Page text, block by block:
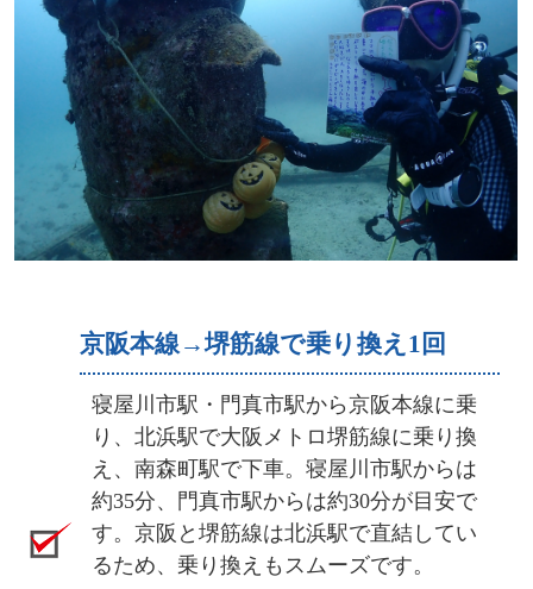
京阪本線→堺筋線で乗り換え1回
寝屋川市駅・門真市駅から京阪本線に乗
り、北浜駅で大阪メトロ堺筋線に乗り換
え、南森町駅で下車。寝屋川市駅からは
約35分、門真市駅からは約30分が目安で
す。京阪と堺筋線は北浜駅で直結してい
るため、乗り換えもスムーズです。